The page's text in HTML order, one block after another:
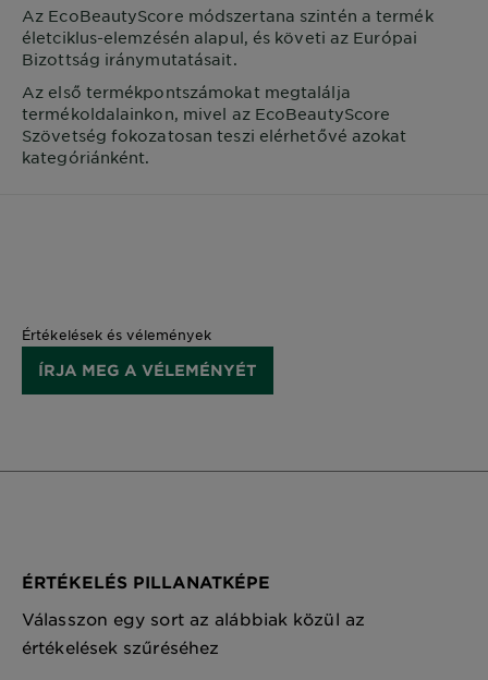
Az EcoBeautyScore módszertana szintén a termék
életciklus-elemzésén alapul, és követi az Európai
Bizottság iránymutatásait.
Az első termékpontszámokat megtalálja
termékoldalainkon, mivel az EcoBeautyScore
Szövetség fokozatosan teszi elérhetővé azokat
kategóriánként.
Értékelések és vélemények
ÍRJA MEG A VÉLEMÉNYÉT
ÉRTÉKELÉS PILLANATKÉPE
Válasszon egy sort az alábbiak közül az
értékelések szűréséhez